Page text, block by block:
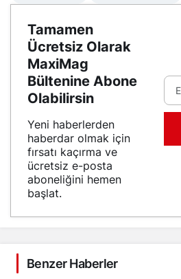
Tamamen
Ücretsiz Olarak
MaxiMag
Bültenine Abone
Olabilirsin
Yeni haberlerden
haberdar olmak için
fırsatı kaçırma ve
ücretsiz e-posta
aboneliğini hemen
başlat.
Benzer Haberler